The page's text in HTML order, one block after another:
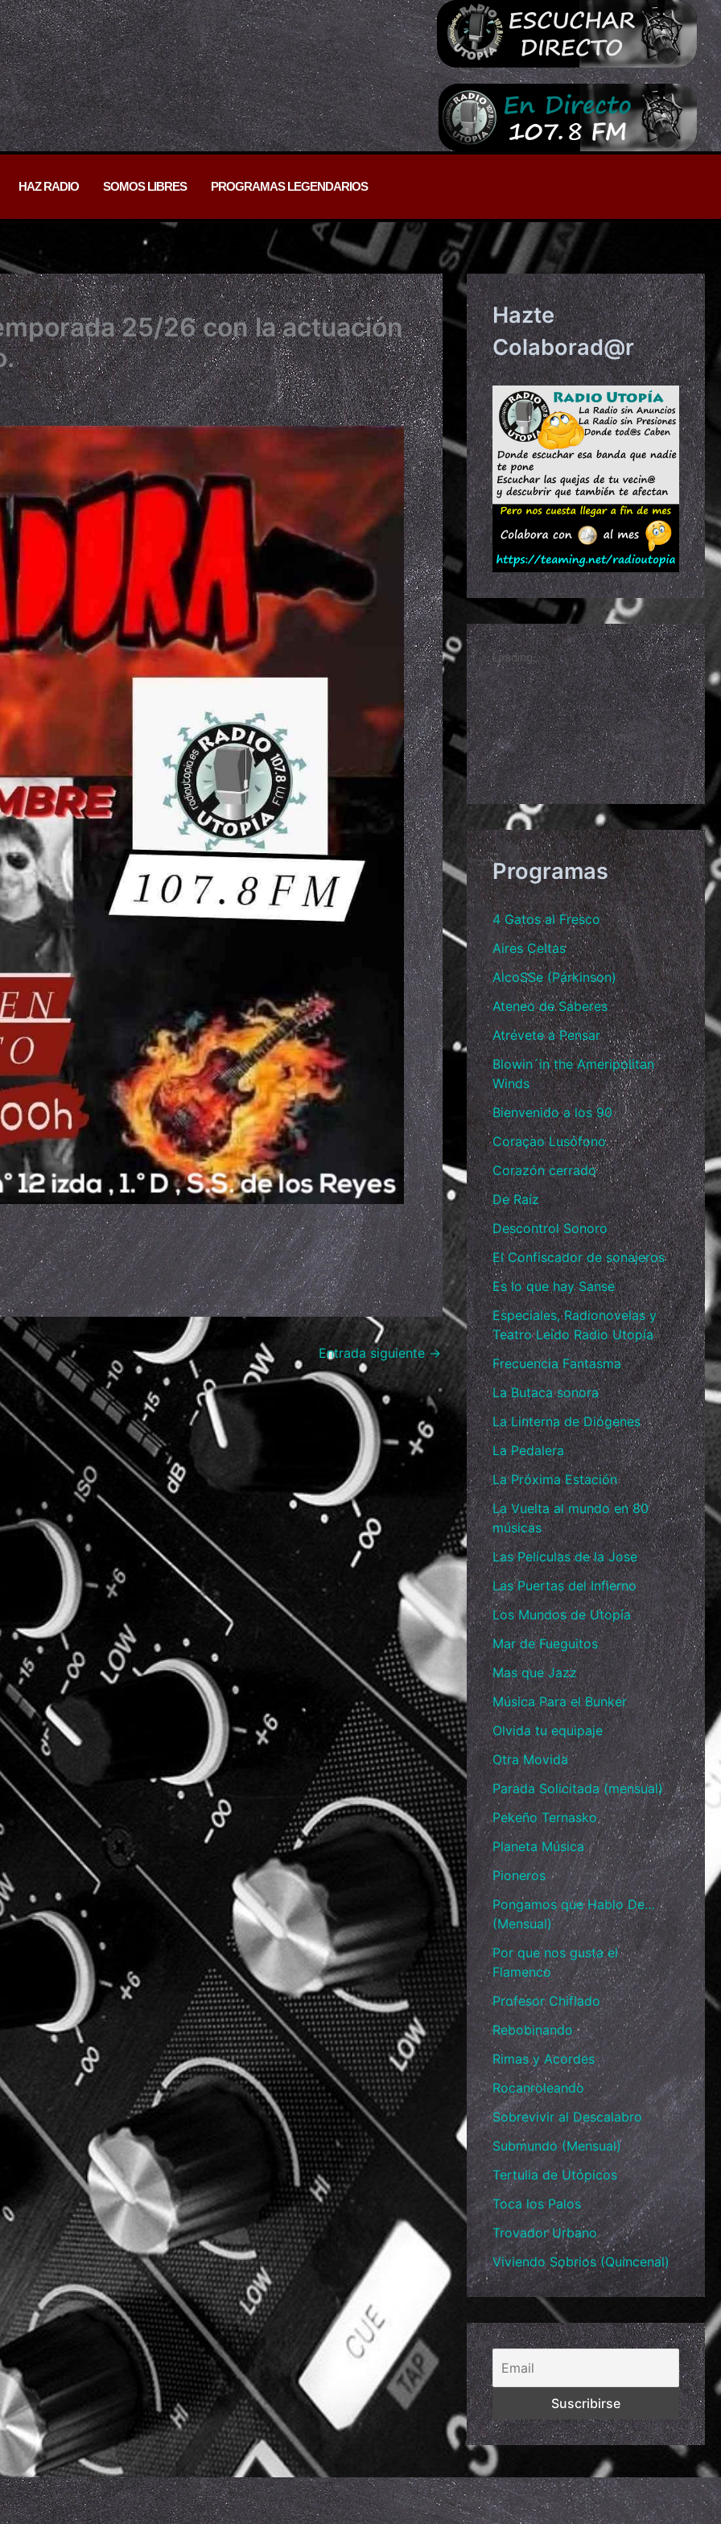
HAZ RADIO SOMOS LIBRES PROGRAMAS LEGENDARIOS
25/26 con la actuación
Entrada siguiente →
Hazte
Colaborad@r
Programas
4 Gatos al Fresco
Aires Celtas
AlcoSSe (Párkinson)
Ateneo de Saberes
Atrévete a Pensar
Blowin´in the Ameripolitan
Winds
Bienvenido a los 90
Coraçao Lusófono
Corazón cerrado
De Raíz
Descontrol Sonoro
El Confiscador de sonajeros
Es lo que hay Sanse
Especiales, Radionovelas y
Teatro Leído Radio Utopía
Frecuencia Fantasma
La Butaca sonora
La Linterna de Diógenes
La Pedalera
La Próxima Estación
La Vuelta al mundo en 80
músicas
Las Películas de la Jose
Las Puertas del Infierno
Los Mundos de Utopía
Mar de Fueguitos
Mas que Jazz
Música Para el Bunker
Olvida tu equipaje
Otra Movida
Parada Solicitada (mensual)
Pekeño Ternasko
Planeta Música
Pioneros
Pongamos que Hablo De…
(Mensual)
Por que nos gusta el
Flamenco
Profesor Chiflado
Rebobinando
Rimas y Acordes
Rocanroleando
Sobrevivir al Descalabro
Submundo (Mensual)
Tertulia de Utópicos
Toca los Palos
Trovador Urbano
Viviendo Sobrios (Quincenal)